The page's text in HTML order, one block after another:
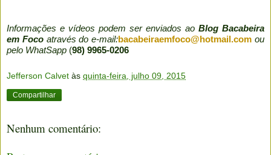
Informações e vídeos podem ser enviados ao Blog Bacabeira
em Focoatravés do e-mail:bacabeiraemfoco@hotmail.com ou
pelo WhatSapp (98) 9965-0206
Jefferson Calvet às quinta-feira, julho 09, 2015
Compartilhar
Nenhum comentário: